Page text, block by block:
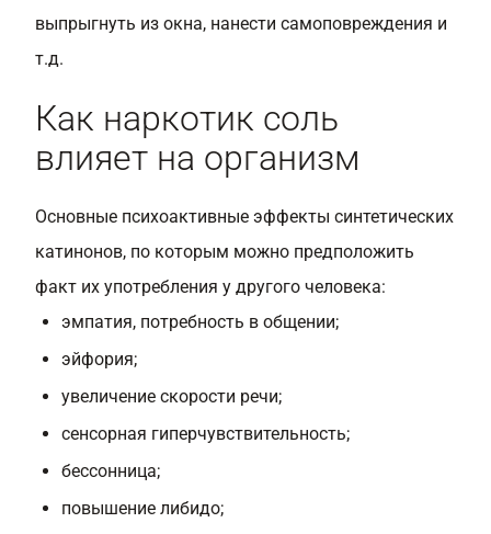
выпрыгнуть из окна, нанести самоповреждения и
т.д.
Как наркотик соль
влияет на организм
Основные психоактивные эффекты синтетических
катинонов, по которым можно предположить
факт их употребления у другого человека:
эмпатия, потребность в общении;
эйфория;
увеличение скорости речи;
сенсорная гиперчувствительность;
бессонница;
повышение либидо;